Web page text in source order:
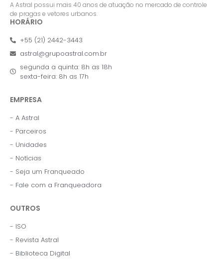
A Astral possui mais 40 anos de atuação no mercado de controle
de pragas e vetores urbanos.
HORÁRIO
+55 (21) 2442-3443
astral@grupoastral.com.br
segunda a quinta: 8h as 18h
sexta-feira: 8h as 17h
EMPRESA
- A Astral
- Parceiros
- Unidades
- Notícias
- Seja um Franqueado
- Fale com a Franqueadora
OUTROS
- ISO
- Revista Astral
- Biblioteca Digital